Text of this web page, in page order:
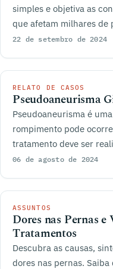
simples e objetiva as
que afetam milhares de
22 de setembro de 2024
RELATO DE CASOS
Pseudoaneurisma
Pseudoaneurisma é
rompimento pode
tratamento deve ser
06 de agosto de 2024
ASSUNTOS
Dores nas Pernas e
Tratamentos
Descubra as causas,
dores nas pernas.